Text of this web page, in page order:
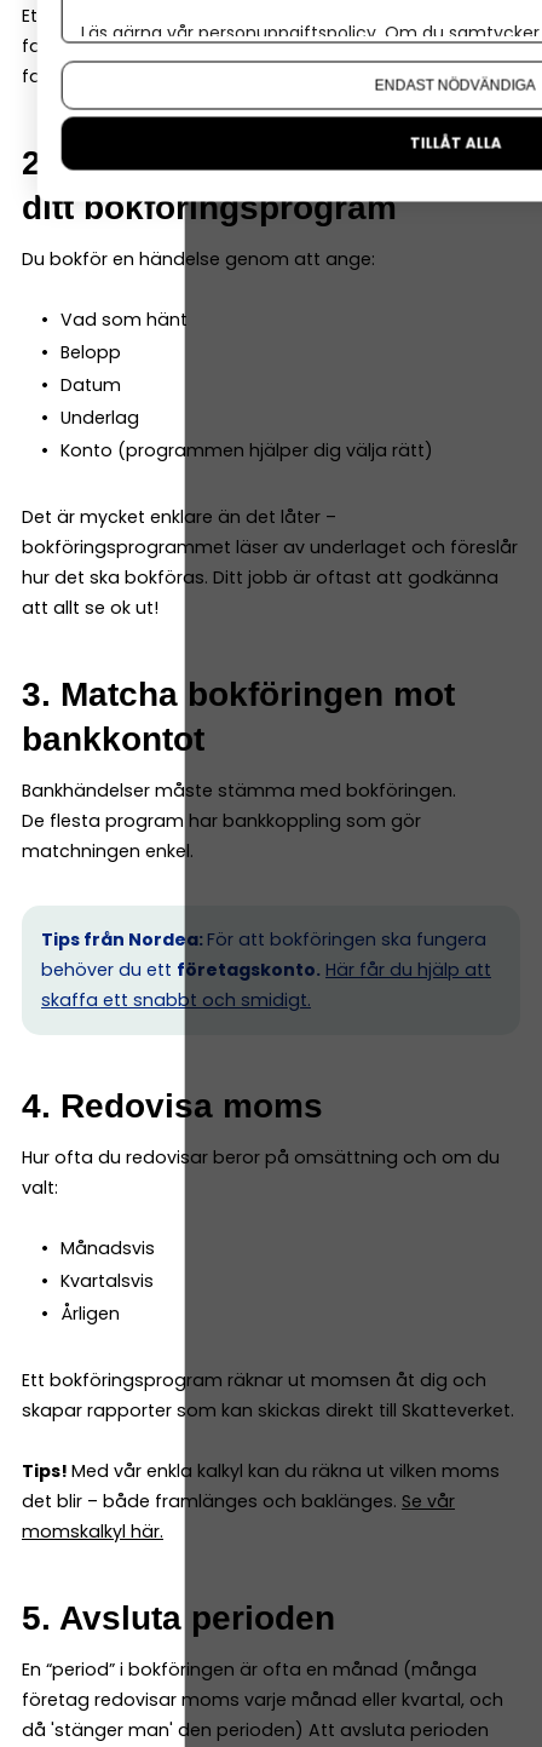
Ett bra bokföringsprogram kan både ta emot digitala
fakturor och enkelt scanna in kvitton och fysiska
fakturor – så att du samlar allt i programmet direkt.
2. Registrera varje händelse i
ditt bokföringsprogram
Du bokför en händelse genom att ange:
Vad som hänt
Belopp
Datum
Underlag
Konto (programmen hjälper dig välja rätt)
Det är mycket enklare än det låter –
bokföringsprogrammet läser av underlaget och föreslår
hur det ska bokföras. Ditt jobb är oftast att godkänna
att allt se ok ut!
3. Matcha bokföringen mot
bankkontot
Bankhändelser måste stämma med bokföringen.
De flesta program har bankkoppling som gör
matchningen enkel.
Tips från Nordea: För att bokföringen ska fungera
behöver du ett företagskonto. Här får du hjälp att
skaffa ett snabbt och smidigt.
4. Redovisa moms
Hur ofta du redovisar beror på omsättning och om du
valt:
Månadsvis
Kvartalsvis
Årligen
Ett bokföringsprogram räknar ut momsen åt dig och
skapar rapporter som kan skickas direkt till Skatteverket.
Tips! Med vår enkla kalkyl kan du räkna ut vilken moms
det blir – både framlänges och baklänges. Se vår
momskalkyl här.
5. Avsluta perioden
En “period” i bokföringen är ofta en månad (många
företag redovisar moms varje månad eller kvartal, och
då 'stänger man' den perioden) Att avsluta perioden
Läs gärna vår personuppgiftspolicy. Om du
Om du vill ändra ditt val i efterhand hittar du den
ENDAST NÖDVÄNDIGA
TILLÅT ALLA